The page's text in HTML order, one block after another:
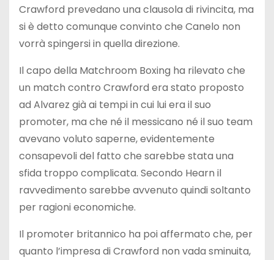
Crawford prevedano una clausola di rivincita, ma
si è detto comunque convinto che Canelo non
vorrà spingersi in quella direzione.
Il capo della Matchroom Boxing ha rilevato che
un match contro Crawford era stato proposto
ad Alvarez già ai tempi in cui lui era il suo
promoter, ma che né il messicano né il suo team
avevano voluto saperne, evidentemente
consapevoli del fatto che sarebbe stata una
sfida troppo complicata. Secondo Hearn il
ravvedimento sarebbe avvenuto quindi soltanto
per ragioni economiche.
Il promoter britannico ha poi affermato che, per
quanto l’impresa di Crawford non vada sminuita,